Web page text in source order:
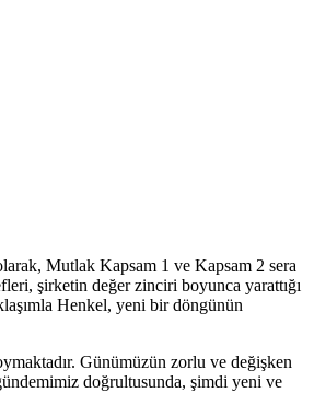
Mutlak Kapsam 1 ve Kapsam 2 sera
şirketin değer zinciri boyunca yarattığı
Henkel, yeni bir döngünün
Günümüzün zorlu ve değişken
doğrultusunda, şimdi yeni ve